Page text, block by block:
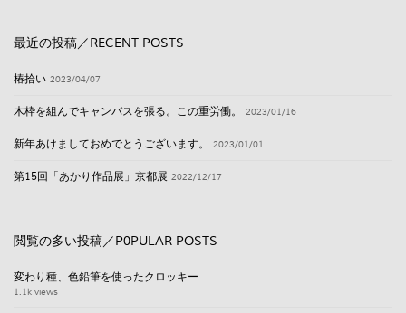
最近の投稿／RECENT POSTS
椿拾い 2023/04/07
木枠を組んでキャンバスを張る。この重労働。 2023/01/16
新年あけましておめでとうございます。 2023/01/01
第15回「あかり作品展」京都展 2022/12/17
閲覧の多い投稿／P0PULAR POSTS
変わり種、色鉛筆を使ったクロッキー
1.1k views